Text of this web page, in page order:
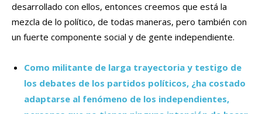
desarrollado con ellos, entonces creemos que está la
mezcla de lo político, de todas maneras, pero también con
un fuerte componente social y de gente independiente.
Como militante de larga trayectoria y testigo de
los debates de los partidos políticos, ¿ha costado
adaptarse al fenómeno de los independientes,